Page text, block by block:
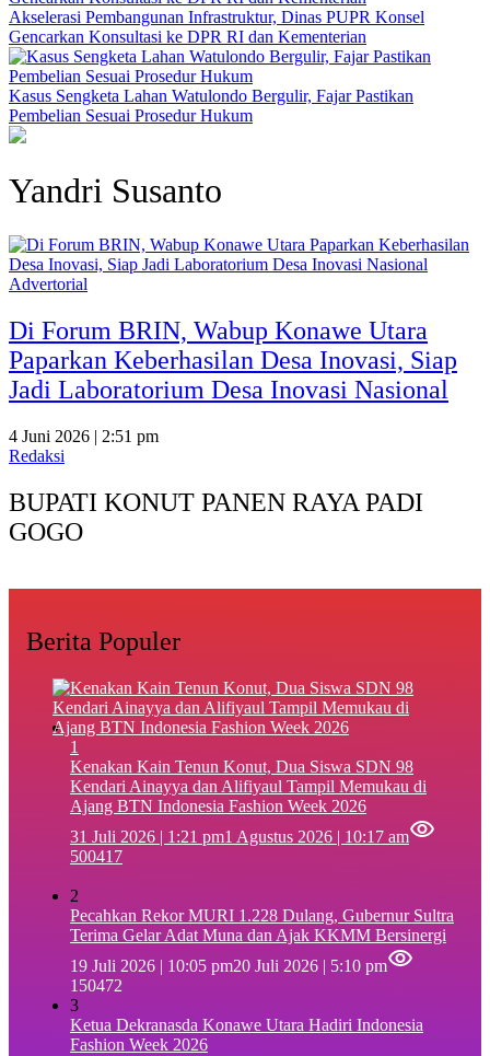
Akselerasi Pembangunan Infrastruktur, Dinas PUPR Konsel
Gencarkan Konsultasi ke DPR RI dan Kementerian
‎Kasus Sengketa Lahan Watulondo Bergulir, Fajar Pastikan
Pembelian Sesuai Prosedur Hukum
Yandri Susanto
Advertorial
Di Forum BRIN, Wabup Konawe Utara
Paparkan Keberhasilan Desa Inovasi, Siap
Jadi Laboratorium Desa Inovasi Nasional
4 Juni 2026 | 2:51 pm
Redaksi
BUPATI KONUT PANEN RAYA PADI
GOGO
Berita Populer
1
‎Kenakan Kain Tenun Konut, Dua Siswa SDN 98
Kendari Ainayya dan Alifiyaul Tampil Memukau di
Ajang BTN Indonesia Fashion Week 2026
31 Juli 2026 | 1:21 pm1 Agustus 2026 | 10:17 am
500417
2
Pecahkan Rekor MURI 1.228 Dulang, Gubernur Sultra
Terima Gelar Adat Muna dan Ajak KKMM Bersinergi
19 Juli 2026 | 10:05 pm20 Juli 2026 | 5:10 pm
150472
3
Ketua Dekranasda Konawe Utara Hadiri Indonesia
Fashion Week 2026